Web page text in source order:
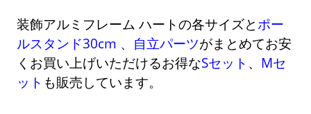
装飾アルミフレーム ハートの各サイズとポー
ルスタンド30cm 、 自立パーツがまとめてお安
くお買い上げいただけるお得なSセット 、 Mセ
ット も販売しています。